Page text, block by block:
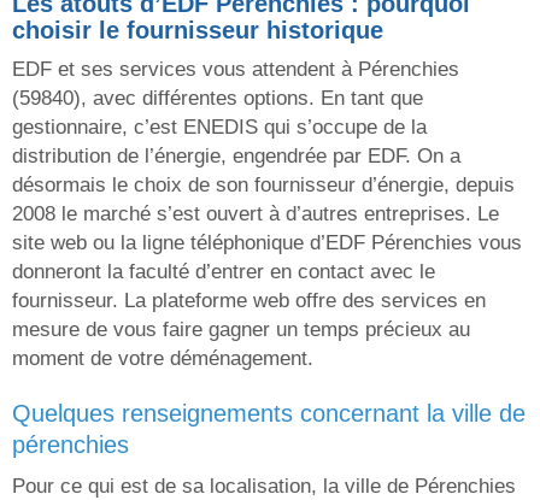
choisir le fournisseur historique
EDF et ses services vous attendent à Pérenchies
(59840), avec différentes options. En tant que
gestionnaire, c’est ENEDIS qui s’occupe de la
distribution de l’énergie, engendrée par EDF. On a
désormais le choix de son fournisseur d’énergie, depuis
2008 le marché s’est ouvert à d’autres entreprises. Le
site web ou la ligne téléphonique d’EDF Pérenchies vous
donneront la faculté d’entrer en contact avec le
fournisseur. La plateforme web offre des services en
mesure de vous faire gagner un temps précieux au
moment de votre déménagement.
quelques renseignements concernant la ville de
pérenchies
Pour ce qui est de sa localisation, la ville de Pérenchies